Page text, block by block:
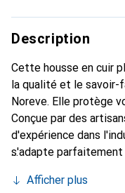
Description
Cette housse en cuir
la qualité et le savoir-
Noreve. Elle protège
Conçue par des
d'expérience dans
s'adapte parfaitement
devient l'accessoire
Afficher plus